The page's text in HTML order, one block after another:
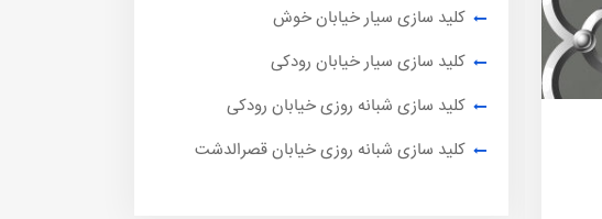
کلید سازی سیار خیابان خوش
کلید سازی سیار خیابان رودکی
کلید سازی شبانه روزی خیابان رودکی
کلید سازی شبانه روزی خیابان قصرالدشت